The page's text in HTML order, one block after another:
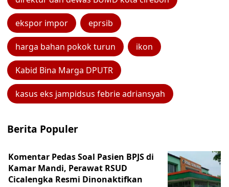
ekspor impor eprsib
harga bahan pokok turun ikon
Kabid Bina Marga DPUTR
kasus eks jampidsus febrie adriansyah
Berita Populer
Komentar Pedas Soal Pasien BPJS di
Kamar Mandi, Perawat RSUD
Cicalengka Resmi Dinonaktifkan